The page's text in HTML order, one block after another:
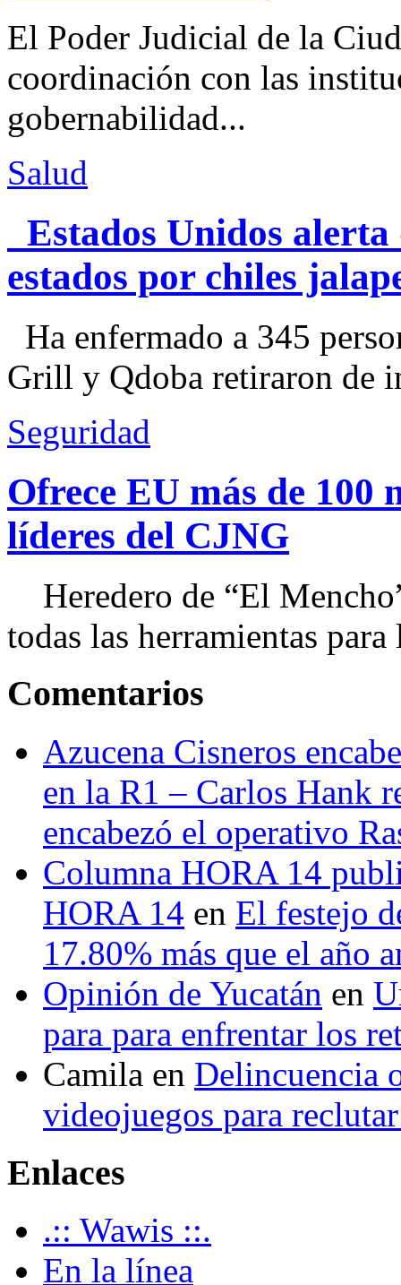
El Poder Judicial de la
coordinación con las
gobernabilidad...
Salud
Estados Unidos alerta
estados por chiles
Ha enfermado a 345
Grill y Qdoba retiraron de
Seguridad
Ofrece EU más de 100
líderes del CJNG
Heredero de “El
todas las herramientas
Comentarios
Azucena Cisneros
en la R1 – Carlos Hank
encabezó el operativo
Columna HORA 14
HORA 14 en El festejo
17.80% más que el año
Opinión de Yucatán en
para para enfrentar los
Camila en Delincuencia
videojuegos para
Enlaces
.:: Wawis ::.
En la línea